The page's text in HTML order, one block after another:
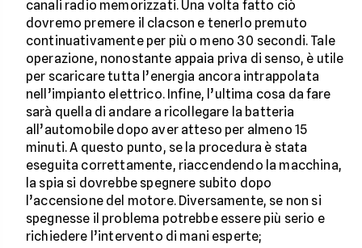
canali radio memorizzati. Una volta fatto ciò
dovremo premere il clacson e tenerlo premuto
continuativamente per più o meno 30 secondi. Tale
operazione, nonostante appaia priva di senso, è utile
per scaricare tutta l’energia ancora intrappolata
nell’impianto elettrico. Infine, l’ultima cosa da fare
sarà quella di andare a ricollegare la batteria
all’automobile dopo aver atteso per almeno 15
minuti. A questo punto, se la procedura è stata
eseguita correttamente, riaccendendo la macchina,
la spia si dovrebbe spegnere subito dopo
l’accensione del motore. Diversamente, se non si
spegnesse il problema potrebbe essere più serio e
richiedere l’intervento di mani esperte;